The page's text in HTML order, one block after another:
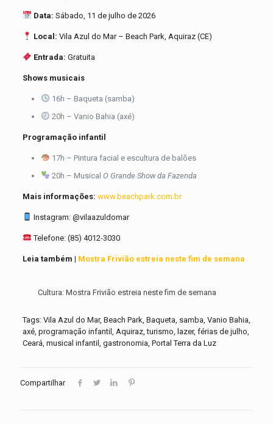
Data: Sábado, 11 de julho de 2026
Local: Vila Azul do Mar – Beach Park, Aquiraz (CE)
Entrada: Gratuita
Shows musicais
16h – Baqueta (samba)
20h – Vanio Bahia (axé)
Programação infantil
17h – Pintura facial e escultura de balões
20h – Musical O Grande Show da Fazenda
Mais informações: www.beachpark.com.br
Instagram: @vilaazuldomar
Telefone: (85) 4012-3030
Leia também | Mostra Frivião estreia neste fim de semana
Cultura: Mostra Frivião estreia neste fim de semana
Tags: Vila Azul do Mar, Beach Park, Baqueta, samba, Vanio Bahia,
axé, programação infantil, Aquiraz, turismo, lazer, férias de julho,
Ceará, musical infantil, gastronomia, Portal Terra da Luz
Compartilhar